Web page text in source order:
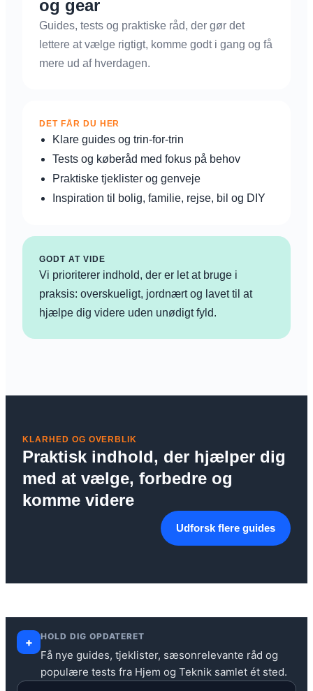
og gear
Guides, tests og praktiske råd, der gør det
lettere at vælge rigtigt, komme godt i gang og få
mere ud af hverdagen.
DET FÅR DU HER
Klare guides og trin-for-trin
Tests og køberåd med fokus på behov
Praktiske tjeklister og genveje
Inspiration til bolig, familie, rejse, bil og DIY
GODT AT VIDE
Vi prioriterer indhold, der er let at bruge i
praksis: overskueligt, jordnært og lavet til at
hjælpe dig videre uden unødigt fyld.
KLARHED OG OVERBLIK
Praktisk indhold, der hjælper dig
med at vælge, forbedre og
komme videre
Udforsk flere guides
+ HOLD DIG OPDATERET
Få nye guides, tjeklister, sæsonrelevante råd og
populære tests fra Hjem og Teknik samlet ét sted.